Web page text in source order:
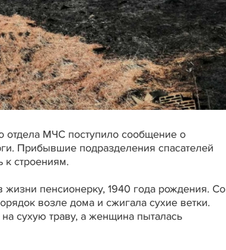
отдела МЧС поступило сообщение о
Прибывшие подразделения спасателей
к строениям.
пенсионерку, 1940 года рождения. Со
возле дома и сжигала сухие ветки.
сухую траву, а женщина пыталась